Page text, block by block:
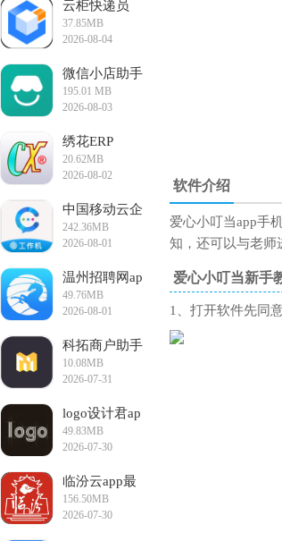
云柜快递员
37.85MB
2026-08-04
微信小店助手
195.01 MB
2026-08-03
绣花ERP
20.62MB
2026-08-02
中国移动云企
信app
242.36MB
2026-08-01
温州招聘网ap
p手机版
49.76MB
2026-08-01
科拓商户助手
app最新版
10.08MB
2026-07-31
logo设计君ap
p
49.83MB
2026-07-30
临汾云app最
新版
156.50MB
2026-07-30
软件介绍
爱心小叮当app手
知，还可以与老师
爱心小叮当新手
1、打开软件先同